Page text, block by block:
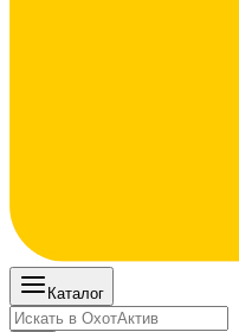
Каталог